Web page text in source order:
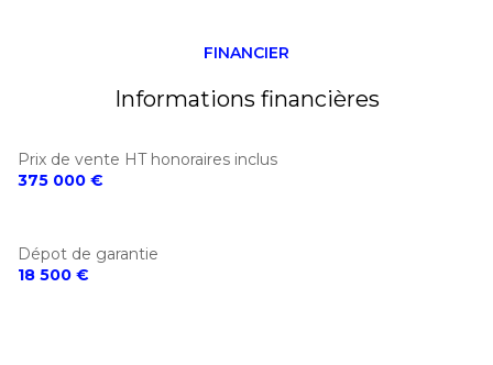
FINANCIER
Informations financières
Prix de vente HT honoraires inclus
375 000 €
Dépot de garantie
18 500 €